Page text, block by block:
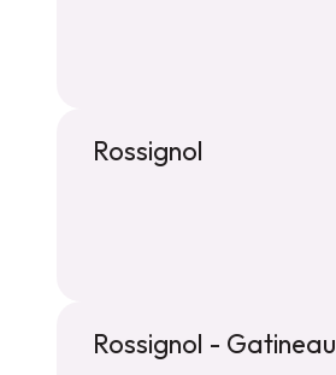
Rossignol
Rossignol - Gatineau